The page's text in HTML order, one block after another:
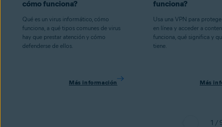
cómo funciona?
Qué es un virus informático, cómo
funciona, a qué tipos comunes de virus
hay que prestar atención y cómo
defenderse de ellos.
Más información
funciona?
Usa una VPN para
en línea y acceder a
funciona, qué significa y
tiene.
Más
1 /